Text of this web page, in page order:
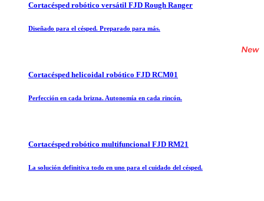
Cortacésped robótico versátil FJD Rough Ranger
Diseñado para el césped. Preparado para más.
Cortacésped helicoidal robótico FJD RCM01
Perfección en cada brizna. Autonomía en cada rincón.
Cortacésped robótico multifuncional FJD RM21
La solución definitiva todo en uno para el cuidado del césped.